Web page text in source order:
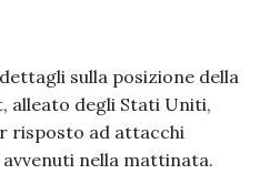
sulla posizione della
alleato degli Stati Uniti,
risposto ad attacchi
nella mattinata.